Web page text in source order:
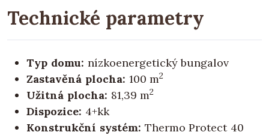
Technické parametry
Typ domu: nízkoenergetický bungalov
Zastavěná plocha: 100 m2
Užitná plocha: 81,39 m2
Dispozice: 4+kk
Konstrukční systém: Thermo Protect 40